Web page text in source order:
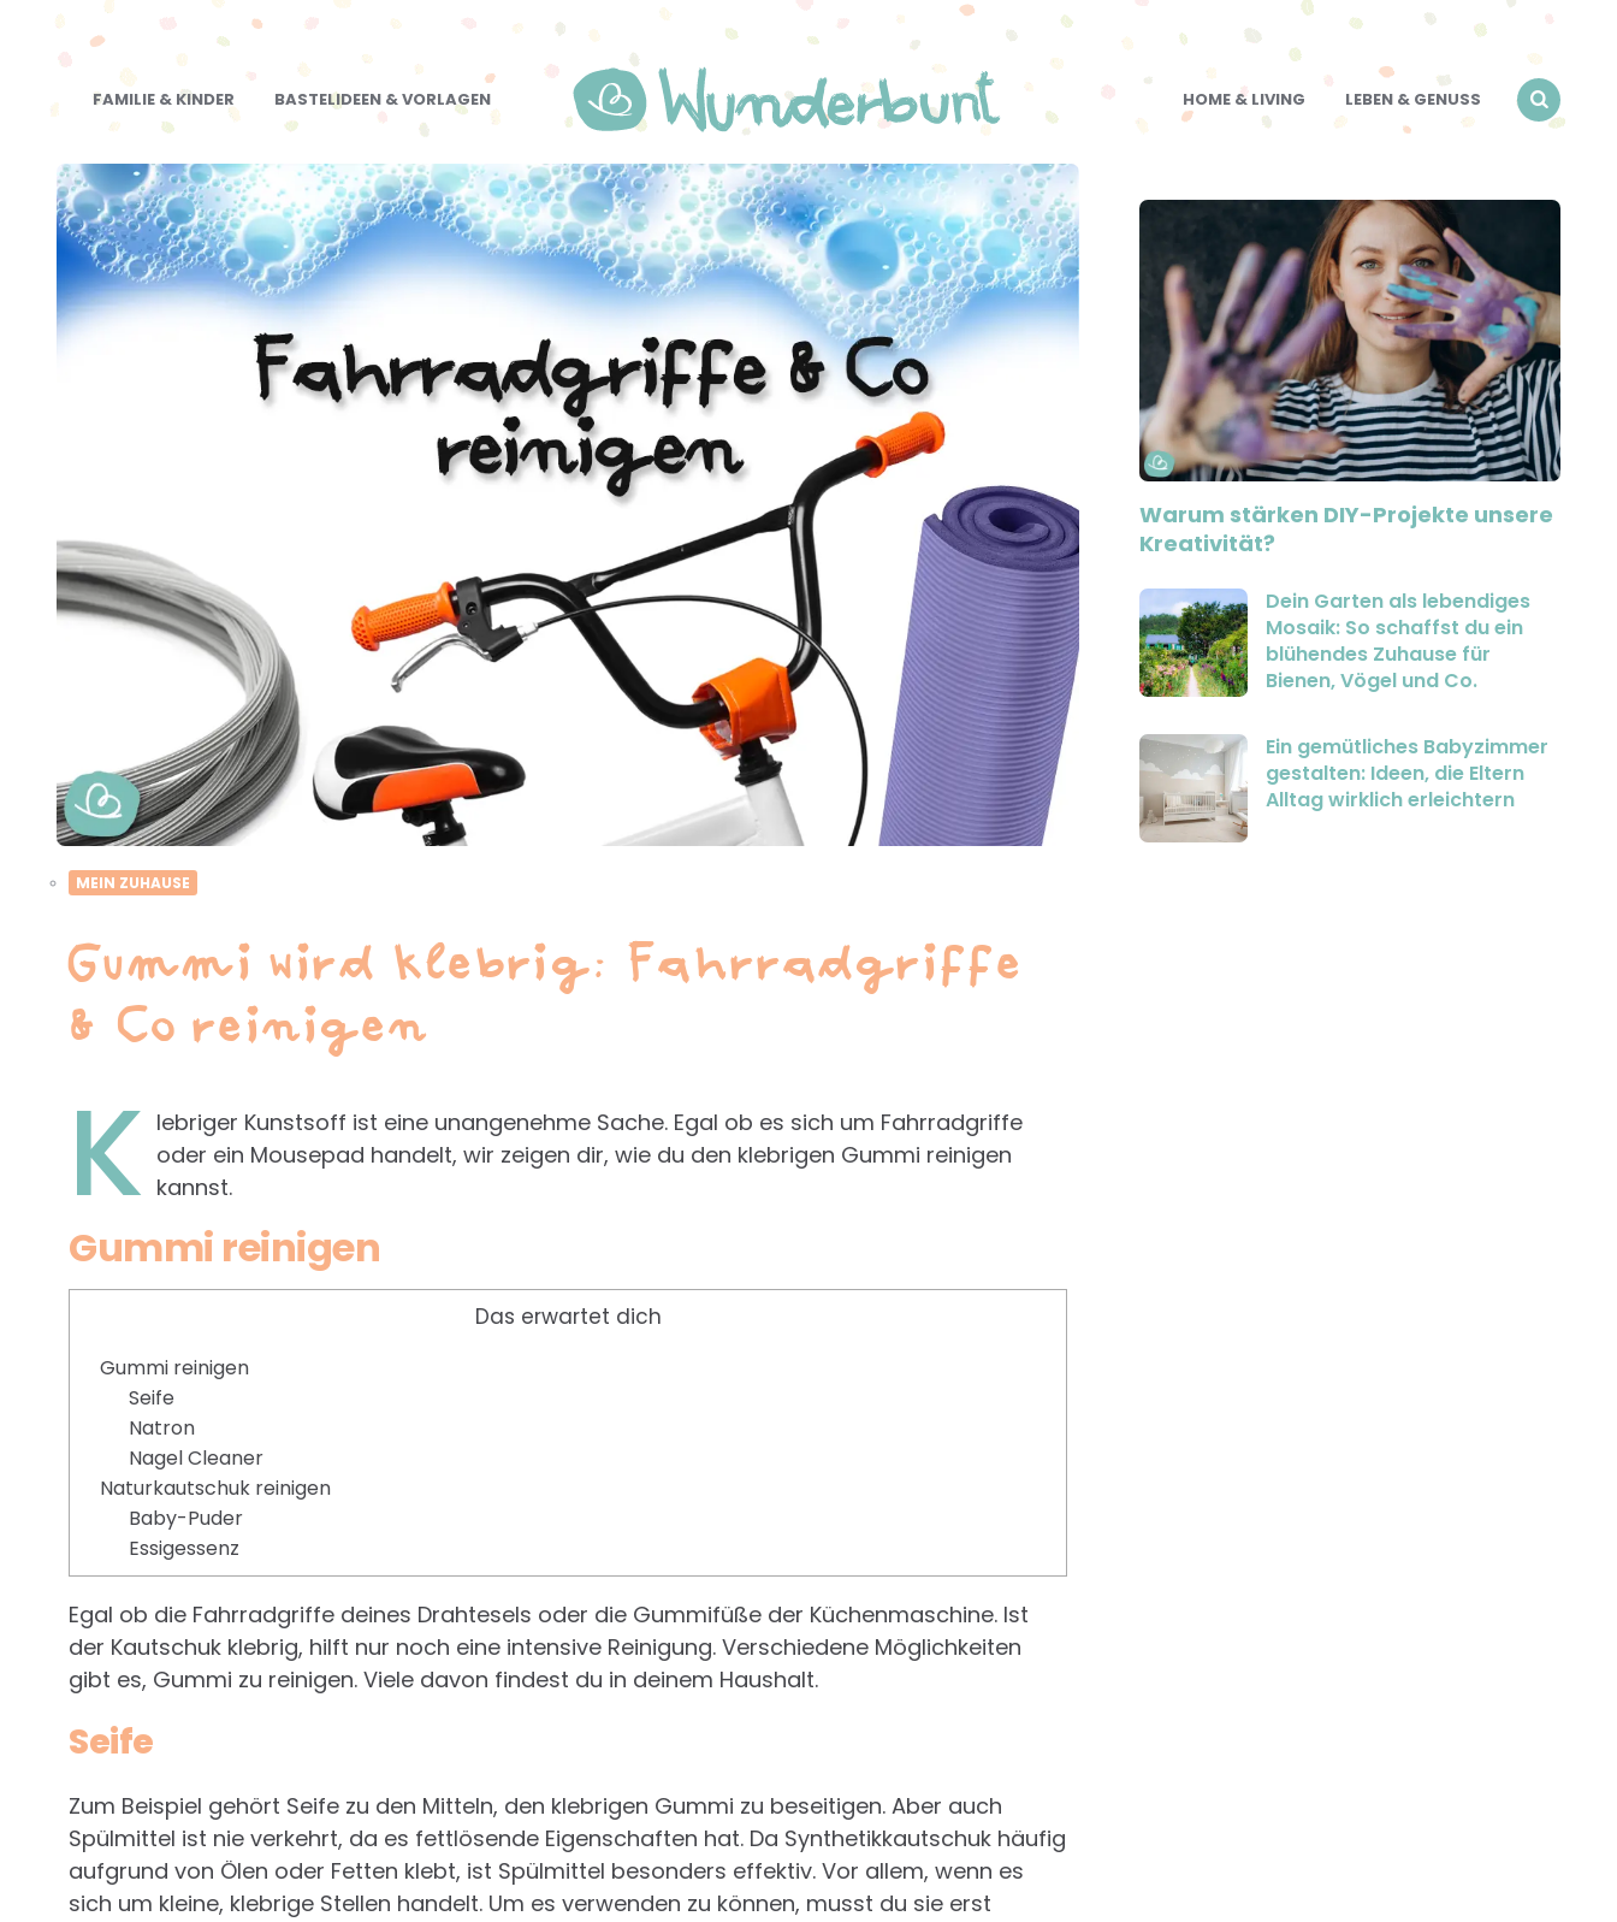
FAMILIE & KINDER BASTELIDEEN & VORLAGEN WUNDERBUNT.DE HOME & LIVING LEBEN & GENUSS
MEIN ZUHAUSE
Gummi wird klebrig: Fahrradgriffe
& Co reinigen
K lebriger Kunstsoff ist eine unangenehme Sache. Egal ob es sich um Fahrradgriffe
oder ein Mousepad handelt, wir zeigen dir, wie du den klebrigen Gummi reinigen
kannst.
Gummi reinigen
Das erwartet dich
Gummi reinigen
Seife
Natron
Nagel Cleaner
Naturkautschuk reinigen
Baby-Puder
Essigessenz
Egal ob die Fahrradgriffe deines Drahtesels oder die Gummifüße der Küchenmaschine. Ist
der Kautschuk klebrig, hilft nur noch eine intensive Reinigung. Verschiedene Möglichkeiten
gibt es, Gummi zu reinigen. Viele davon findest du in deinem Haushalt.
Seife
Zum Beispiel gehört Seife zu den Mitteln, den klebrigen Gummi zu beseitigen. Aber auch
Spülmittel ist nie verkehrt, da es fettlösende Eigenschaften hat. Da Synthetikkautschuk häufig
aufgrund von Ölen oder Fetten klebt, ist Spülmittel besonders effektiv. Vor allem, wenn es
sich um kleine, klebrige Stellen handelt. Um es verwenden zu können, musst du sie erst
Warum stärken DIY-Projekte unsere
Kreativität?
Dein Garten als lebendiges
Mosaik: So schaffst du ein
blühendes Zuhause für
Bienen, Vögel und Co.
Ein gemütliches Babyzimmer
gestalten: Ideen, die Eltern
Alltag wirklich erleichtern